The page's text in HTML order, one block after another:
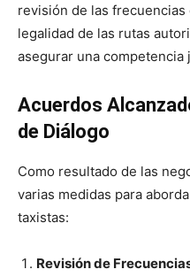
revisión de las
legalidad de las rutas
asegurar una competencia
Acuerdos
de Diálogo
Como resultado de las
varias medidas para
taxistas:
Revisión de